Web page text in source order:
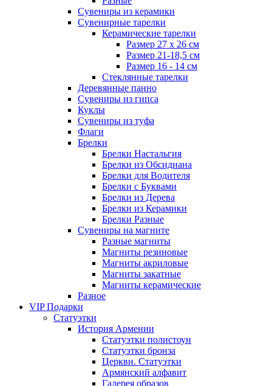
Сувениры из керамики
Сувенирные тарелки
Керамические тарелки
Размер 27 х 26 см
Размер 21-18,5 см
Размер 16 - 14 см
Стеклянные тарелки
Деревянные панно
Сувениры из гипса
Куклы
Сувениры из туфа
Флаги
Брелки
Брелки Настальгия
Брелки из Обсидиана
Брелки для Водителя
Брелки с Буквами
Брелки из Дерева
Брелки из Керамики
Брелки Разные
Сувениры на магните
Разные магниты
Магниты резиновые
Магниты акриловые
Магниты закатные
Магниты керамические
Разное
VIP Подарки
Статуэтки
История Армении
Статуэтки полистоун
Статуэтки бронза
Церкви. Статуэтки
Армянский алфавит
Галерея образов